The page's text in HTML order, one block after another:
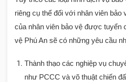
riêng cụ thể đối với nhân viên bảo
của nhân viên bảo vệ được tuyển
vệ Phú An sẽ có những yêu cầu
Thành thạo các nghiệp vụ
như PCCC và võ thuật chiến